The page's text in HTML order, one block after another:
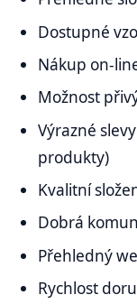
Dostupné
Nákup on-
Možnost
Výrazné
produkty)
Kvalitní
Dobrá
Přehledný
Rychlost